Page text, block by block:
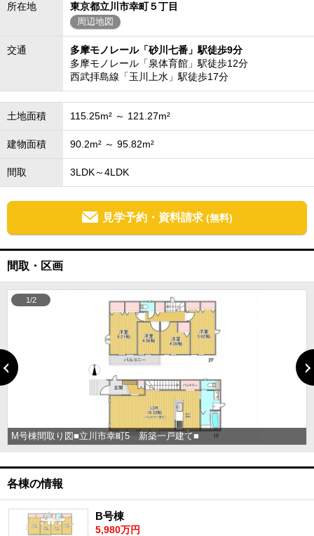
所在地 東京都立川市幸町５丁目
周辺地図
交通
多摩モノレール「砂川七番」駅徒歩9分
多摩モノレール「泉体育館」駅徒歩12分
西武拝島線「玉川上水」駅徒歩17分
土地面積 115.25m² ～ 121.27m²
建物面積 90.2m² ～ 95.82m²
間取 3LDK～4LDK
見学予約・資料請求 (無料)
間取・区画
M号棟間取り図■立川市幸町5 新築一戸建て■
1/2
各棟の情報
B号棟
5,980万円